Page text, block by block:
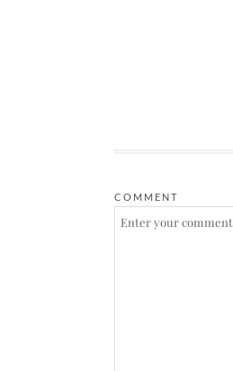
COMMENT